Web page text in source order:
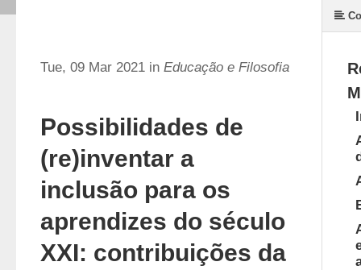
Tue, 09 Mar 2021 in Educação e Filosofia
Possibilidades de
(re)inventar a
inclusão para os
aprendizes do século
XXI: contribuições da